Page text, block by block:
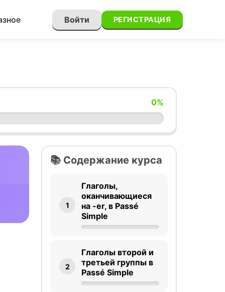
Войти РЕГИСТРАЦИЯ
0%
📚 Содержание курса
1
Глаголы,
оканчивающиеся
на -er, в Passé
Simple
2
Глаголы второй и
третьей группы в
Passé Simple